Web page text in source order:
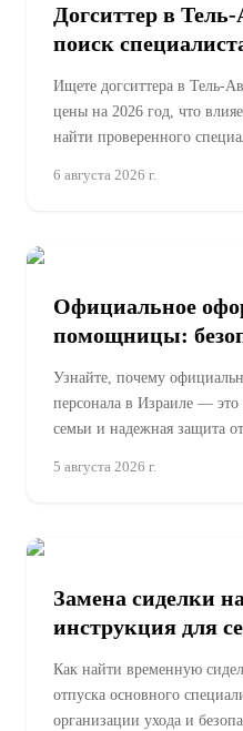
Догситтер в
поиск
Ищете догситтера в Тель-
цены на 2026 год, что
найти проверенного
6 августа 2026 г.
Официальное
помощницы:
Узнайте, почему
персонала в Израиле — это
семьи и надежная защита
5 августа 2026 г.
Замена сиделки
инструкция для
Как найти временную
отпуска основного
организации ухода и